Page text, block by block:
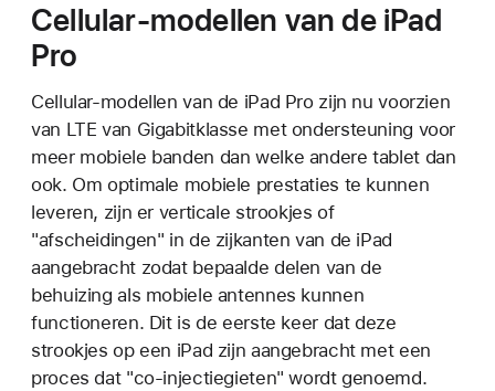
Cellular-modellen van de iPad
Pro
Cellular-modellen van de iPad Pro zijn nu voorzien
van LTE van Gigabitklasse met ondersteuning voor
meer mobiele banden dan welke andere tablet dan
ook. Om optimale mobiele prestaties te kunnen
leveren, zijn er verticale strookjes of
"afscheidingen" in de zijkanten van de iPad
aangebracht zodat bepaalde delen van de
behuizing als mobiele antennes kunnen
functioneren. Dit is de eerste keer dat deze
strookjes op een iPad zijn aangebracht met een
proces dat "co-injectiegieten" wordt genoemd.